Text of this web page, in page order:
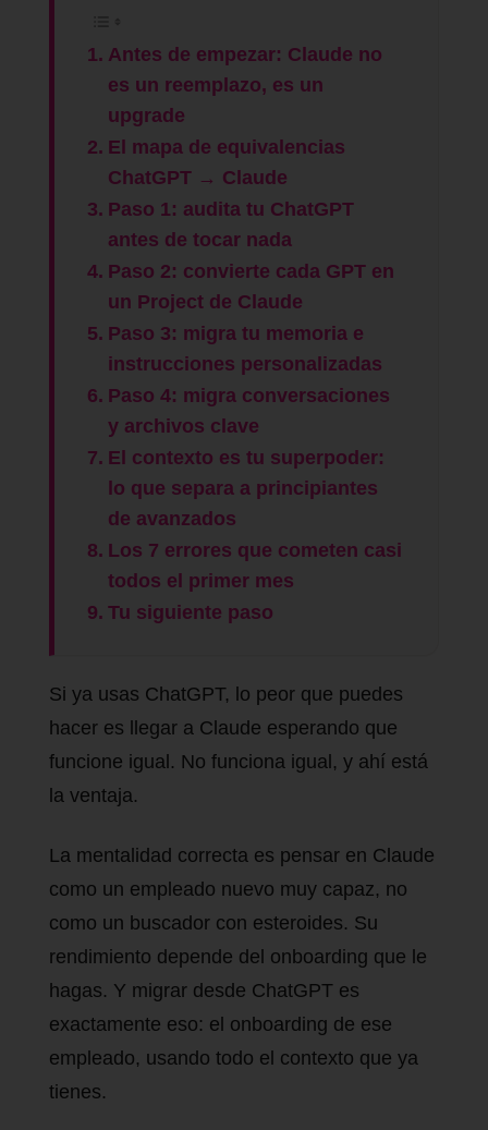
Antes de empezar: Claude no
es un reemplazo, es un
upgrade
El mapa de equivalencias
ChatGPT → Claude
Paso 1: audita tu ChatGPT
antes de tocar nada
Paso 2: convierte cada GPT en
un Project de Claude
Paso 3: migra tu memoria e
instrucciones personalizadas
Paso 4: migra conversaciones
y archivos clave
El contexto es tu superpoder:
lo que separa a principiantes
de avanzados
Los 7 errores que cometen casi
todos el primer mes
Tu siguiente paso
Si ya usas ChatGPT, lo peor que puedes
hacer es llegar a Claude esperando que
funcione igual. No funciona igual, y ahí está
la ventaja.
La mentalidad correcta es pensar en Claude
como un empleado nuevo muy capaz, no
como un buscador con esteroides. Su
rendimiento depende del onboarding que le
hagas. Y migrar desde ChatGPT es
exactamente eso: el onboarding de ese
empleado, usando todo el contexto que ya
tienes.